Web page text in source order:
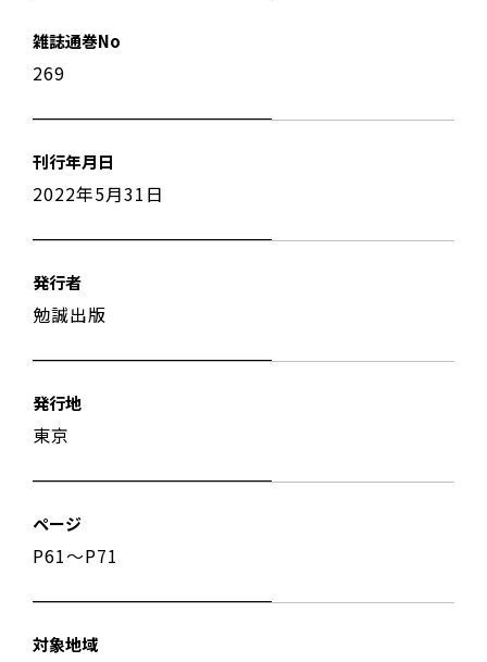
雑誌通巻No
269
刊行年月日
2022年5月31日
発行者
勉誠出版
発行地
東京
ページ
P61〜P71
対象地域